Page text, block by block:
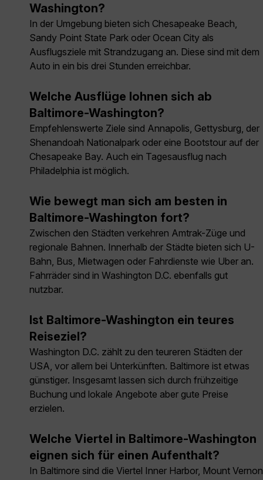
Washington?
In der Umgebung bieten sich Chesapeake Beach,
Sandy Point State Park oder Ocean City als
Ausflugsziele mit Strandzugang an. Diese sind mit dem
Auto in ein bis drei Stunden erreichbar.
Welche Ausflüge lohnen sich ab
Baltimore-Washington?
Empfehlenswerte Ziele sind Annapolis, Gettysburg, der
Shenandoah Nationalpark oder eine Bootstour auf der
Chesapeake Bay. Auch ein Tagesausflug nach
Philadelphia ist möglich.
Wie bewegt man sich am besten in
Baltimore-Washington fort?
Zwischen den Städten verkehren Amtrak-Züge und
regionale Bahnen. Innerhalb der Städte bieten sich U-
Bahn, Bus, Mietwagen oder Fahrdienste wie Uber an.
Fahrräder sind in Washington D.C. ebenfalls gut
nutzbar.
Ist Baltimore-Washington ein teures
Reiseziel?
Washington D.C. zählt zu den teureren Städten der
USA, vor allem bei Unterkünften. Baltimore ist etwas
günstiger. Insgesamt lassen sich durch frühzeitige
Buchung und lokale Angebote aber gute Preise
erzielen.
Welche Viertel in Baltimore-Washington
eignen sich für einen Aufenthalt?
In Baltimore sind die Viertel Inner Harbor, Mount Vernon